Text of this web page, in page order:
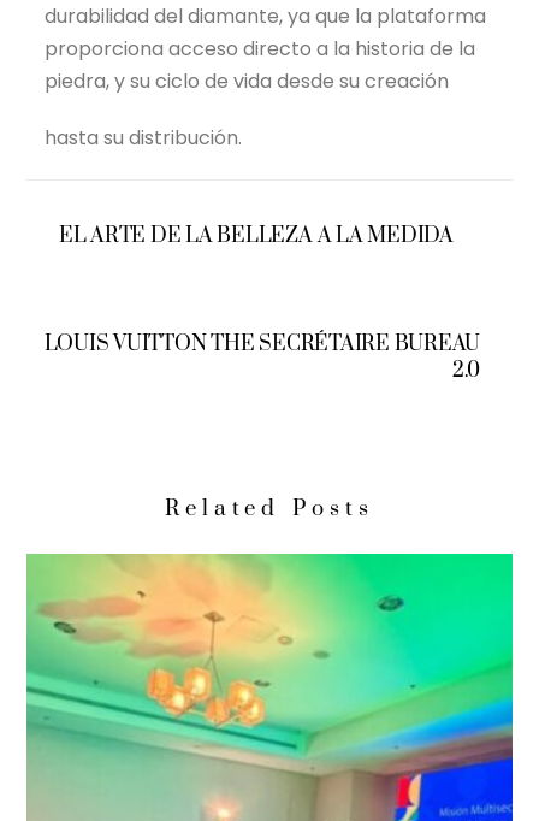
durabilidad del diamante, ya que la plataforma
proporciona acceso directo a la historia de la
piedra, y su ciclo de vida desde su creación
hasta su distribución.
EL ARTE DE LA BELLEZA A LA MEDIDA
LOUIS VUITTON THE SECRÉTAIRE BUREAU
2.0
Related Posts